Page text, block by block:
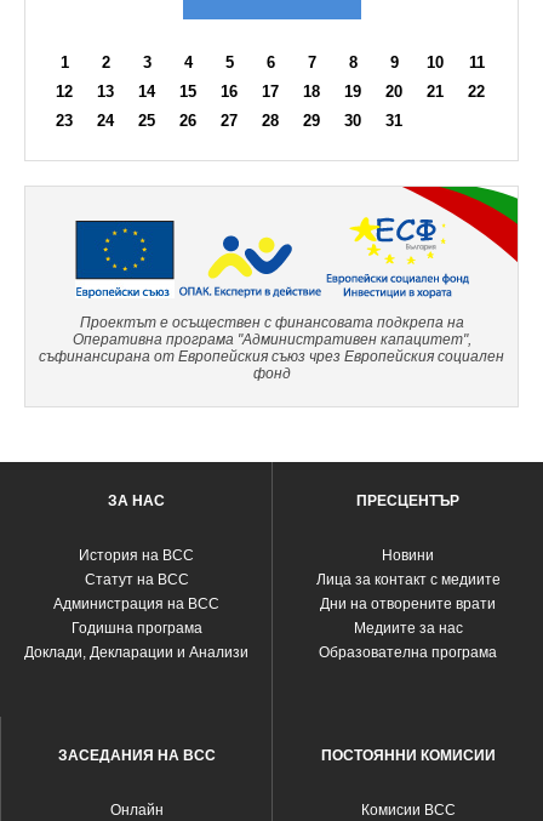
1 2 3 4 5 6 7 8 9 10
11
12
13 14 15 16 17 18 19 20 21
22
23
24 25 26 27 28 29 30 31
Проектът е осъществен с финансовата подкрепа на
Оперативна програма "Административен капацитет",
съфинансирана от Европейския съюз чрез Европейския социален
фонд
ЗА НАС
История на ВСС
Статут на ВСС
Администрация на ВСС
Годишна програма
Доклади, Декларации и Анализи
ПРЕСЦЕНТЪР
Новини
Лица за контакт с медиите
Дни на отворените врати
Медиите за нас
Образователна програма
ЗАСЕДАНИЯ НА ВСС
Oнлайн
ПОСТОЯННИ КОМИСИИ
Комисии ВСС